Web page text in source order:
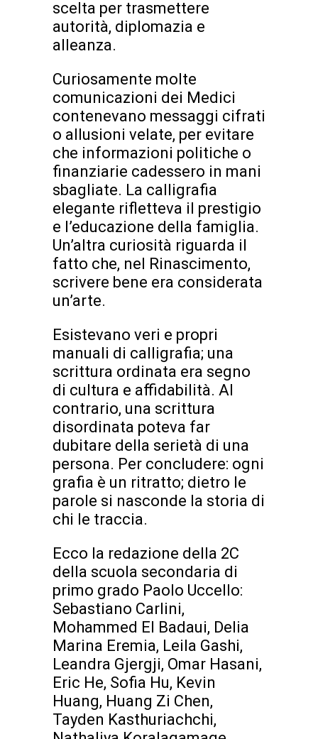
scelta per trasmettere
autorità, diplomazia e
alleanza.
Curiosamente molte
comunicazioni dei Medici
contenevano messaggi cifrati
o allusioni velate, per evitare
che informazioni politiche o
finanziarie cadessero in mani
sbagliate. La calligrafia
elegante rifletteva il prestigio
e l’educazione della famiglia.
Un’altra curiosità riguarda il
fatto che, nel Rinascimento,
scrivere bene era considerata
un’arte.
Esistevano veri e propri
manuali di calligrafia; una
scrittura ordinata era segno
di cultura e affidabilità. Al
contrario, una scrittura
disordinata poteva far
dubitare della serietà di una
persona. Per concludere: ogni
grafia è un ritratto; dietro le
parole si nasconde la storia di
chi le traccia.
Ecco la redazione della 2C
della scuola secondaria di
primo grado Paolo Uccello:
Sebastiano Carlini,
Mohammed El Badaui, Delia
Marina Eremia, Leila Gashi,
Leandra Gjergji, Omar Hasani,
Eric He, Sofia Hu, Kevin
Huang, Huang Zi Chen,
Tayden Kasthuriachchi,